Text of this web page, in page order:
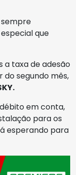
sempre
que
a taxa de adesão
segundo mês,
em conta,
para os
esperando para